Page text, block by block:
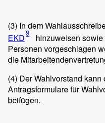
(3) In dem
EKD9
hinzuweisen
Personen vorgeschlagen
die
(4) Der Wahlvorstand
Antragsformulare für
beifügen.